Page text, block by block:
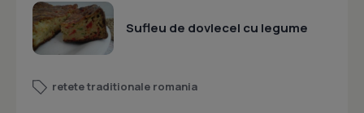
Sufleu de dovlecel cu legume
retete traditionale romania